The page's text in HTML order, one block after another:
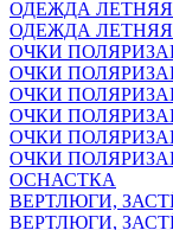
ОДЕЖДА ЛЕТНЯЯ
ОДЕЖДА
ОЧКИ
ОЧКИ
ОЧКИ
ОЧКИ
ОЧКИ
ОЧКИ
ОСНАСТКА
ВЕРТЛЮГИ,
ВЕРТЛЮГИ,